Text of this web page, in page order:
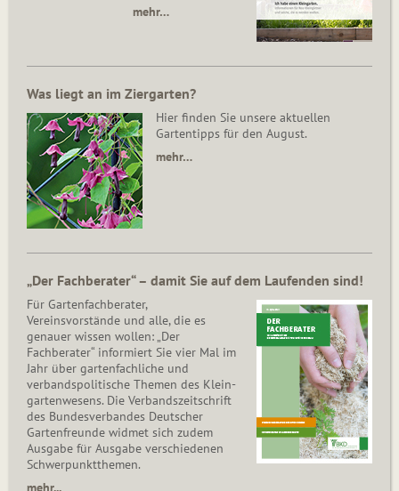
mehr…
Was liegt an im Ziergarten?
Hier finden Sie unsere aktuellen
Gartentipps für den August.
mehr…
„Der Fachberater“ – damit Sie auf dem Laufenden sind!
Für Gartenfachberater,
Vereinsvorstände und alle, die es
genauer wissen wollen: „Der
Fachberater“ informiert Sie vier Mal im
Jahr über gartenfachliche und
verbandspolitische Themen des Klein­
gar­ten­wesens. Die Ver­bands­zeit­schrift
des Bun­des­ver­ban­des Deutscher
Gartenfreunde widmet sich zudem
Ausgabe für Ausgabe verschiedenen
Schwer­punkt­the­men.
mehr...